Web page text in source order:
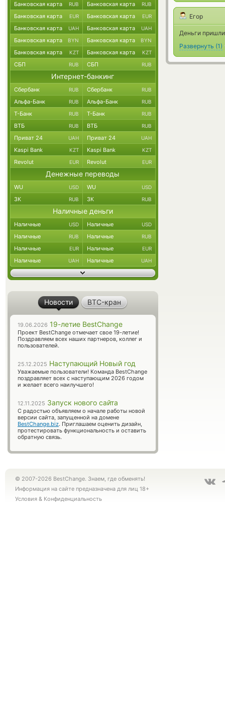
Егор
Деньги
Развернуть (1)
Банковская карта RUB Банковская карта RUB
Банковская карта EUR Банковская карта EUR
Банковская карта UAH Банковская карта UAH
Банковская карта BYN Банковская карта BYN
Банковская карта KZT Банковская карта KZT
СБП RUB СБП RUB
Интернет-банкинг
Сбербанк RUB Сбербанк RUB
Альфа-Банк RUB Альфа-Банк RUB
Т-Банк RUB Т-Банк RUB
ВТБ RUB ВТБ RUB
Приват 24 UAH Приват 24 UAH
Kaspi Bank KZT Kaspi Bank KZT
Revolut EUR Revolut EUR
Денежные переводы
WU USD WU USD
ЗК RUB ЗК RUB
Наличные деньги
Наличные USD Наличные USD
Наличные RUB Наличные RUB
Наличные EUR Наличные EUR
Наличные UAH Наличные UAH
Новости BTC-кран
19.06.2026 19-летие BestChange
Проект BestChange отмечает свое 19-летие!
Поздравляем всех наших партнеров, коллег и
пользователей.
25.12.2025 Наступающий Новый год
Уважаемые пользователи! Команда BestChange
поздравляет всех с наступающим 2026 годом
и желает всего наилучшего!
12.11.2025 Запуск нового сайта
С радостью объявляем о начале работы новой
версии сайта, запущенной на домене
BestChange.biz. Приглашаем оценить дизайн,
протестировать функциональность и оставить
обратную связь.
© 2007-2026 BestChange. Знаем, где обменять!
Информация на сайте предназначена для лиц 18+
Условия & Конфиденциальность